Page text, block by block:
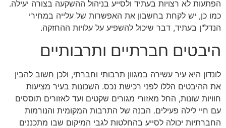
הפתעות לא רצויות בעתיד ולסייע בניהול ההשקעה בצורה יעילה.
כמו כן, יש לקחת בחשבון את האפשרות של עלייה במחירי
הנדל"ן בעתיד, דבר שיכול להשפיע על עלויות ההחזקה.
היבטים חברתיים ותרבותיים
לונדון היא עיר עשירה במגוון תרבותי וחברתי, ולכן חשוב להבין
את ההיבטים הללו לפני רכישת נכס. השכונות בעיר מציעות
חוויות שונות, החל מאזורי מגורים שקטים ועד לאזורים תוססים
עם חיי לילה פעילים. הבנה של התרבות המקומית והנורמות
החברתיות יכולה לסייע בהחלטות לגבי המיקום שבו מתכננים